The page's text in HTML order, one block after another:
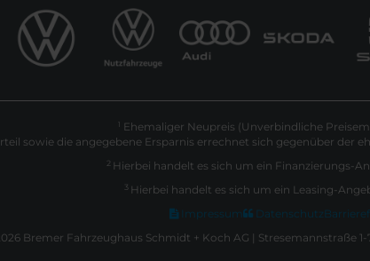
1 Ehemaliger Neupreis (Unverbindliche
sowie die angegebene Ersparnis errechnet sich gegenüber der
2 Hierbei handelt es sich um ein Finanzierungs-
3 Hierbei handelt es sich um ein Leasing-
Impressum
Datenschutz
Bremer Fahrzeughaus Schmidt + Koch AG | Stresemannstraße